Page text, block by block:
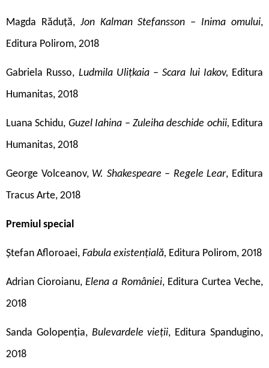
Magda Răduță, Jon Kalman Stefansson – Inima omului,
Editura Polirom, 2018
Gabriela Russo, Ludmila Ulițkaia – Scara lui Iakov, Editura
Humanitas, 2018
Luana Schidu, Guzel Iahina – Zuleiha deschide ochii, Editura
Humanitas, 2018
George Volceanov, W. Shakespeare – Regele Lear, Editura
Tracus Arte, 2018
Premiul special
Ștefan Afloroaei, Fabula existențială, Editura Polirom, 2018
Adrian Cioroianu,Elena a României, Editura Curtea Veche,
2018
Sanda Golopenția, Bulevardele vieții, Editura Spandugino,
2018